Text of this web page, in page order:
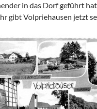
in das Dorf geführt
gibt Volpriehausen jetzt